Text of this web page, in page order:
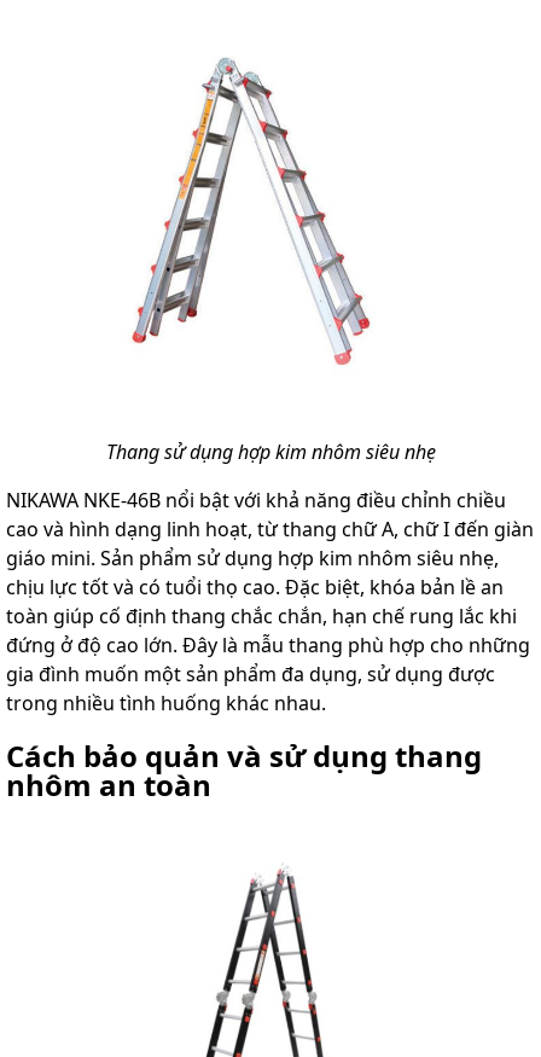
Thang sử dụng hợp kim nhôm siêu nhẹ
NIKAWA NKE-46B nổi bật với khả năng điều chỉnh chiều
cao và hình dạng linh hoạt, từ thang chữ A, chữ I đến giàn
giáo mini. Sản phẩm sử dụng hợp kim nhôm siêu nhẹ,
chịu lực tốt và có tuổi thọ cao. Đặc biệt, khóa bản lề an
toàn giúp cố định thang chắc chắn, hạn chế rung lắc khi
đứng ở độ cao lớn. Đây là mẫu thang phù hợp cho những
gia đình muốn một sản phẩm đa dụng, sử dụng được
trong nhiều tình huống khác nhau.
Cách bảo quản và sử dụng thang
nhôm an toàn